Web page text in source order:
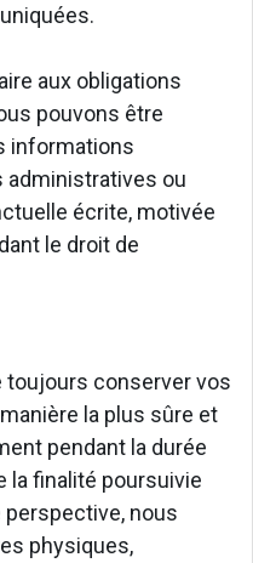
aux obligations
pouvons être
informations
administratives ou
écrite, motivée
le droit de
conserver vos
la plus sûre et
pendant la durée
la finalité poursuivie
nous
physiques,